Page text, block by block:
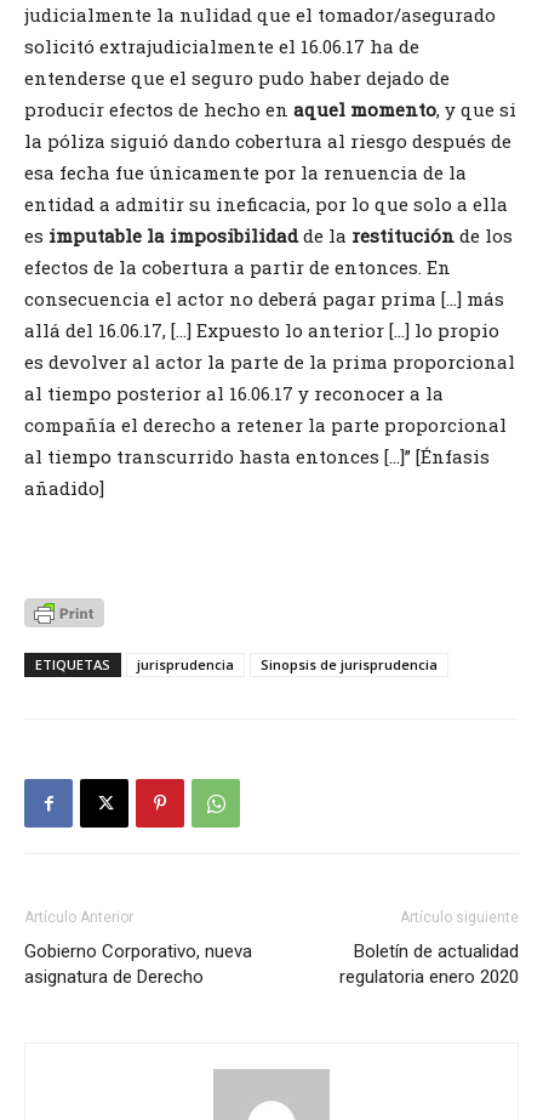
judicialmente la nulidad que el tomador/asegurado
solicitó extrajudicialmente el 16.06.17 ha de
entenderse que el seguro pudo haber dejado de
producir efectos de hecho en aquel momento, y que si
la póliza siguió dando cobertura al riesgo después de
esa fecha fue únicamente por la renuencia de la
entidad a admitir su ineficacia, por lo que solo a ella
es imputable la imposibilidadde la restitución de los
efectos de la cobertura a partir de entonces. En
consecuencia el actor no deberá pagar prima […] más
allá del 16.06.17, […] Expuesto lo anterior […] lo propio
es devolver al actor la parte de la prima proporcional
al tiempo posterior al 16.06.17 y reconocer a la
compañía el derecho a retener la parte proporcional
al tiempo transcurrido hasta entonces […]” [Énfasis
añadido]
ETIQUETAS jurisprudencia Sinopsis de jurisprudencia
Artículo Anterior
Gobierno Corporativo, nueva
asignatura de Derecho
Artículo siguiente
Boletín de actualidad
regulatoria enero 2020